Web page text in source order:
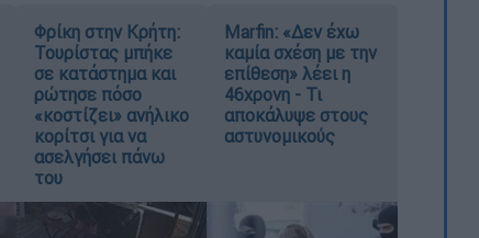
Φρίκη στην Κρήτη:
Τουρίστας μπήκε
σε κατάστημα και
ρώτησε πόσο
«κοστίζει» ανήλικο
κορίτσι για να
ασελγήσει πάνω
του
Marfin: «Δεν έχω
καμία σχέση με την
επίθεση» λέει η
46χρονη - Τι
αποκάλυψε στους
αστυνομικούς